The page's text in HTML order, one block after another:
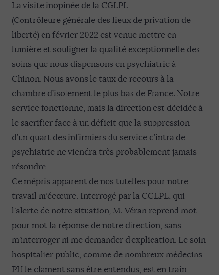
La visite inopinée de la CGLPL
(Contrôleure générale des lieux de privation de
liberté) en février 2022 est venue mettre en
lumière et souligner la qualité exceptionnelle des
soins que nous dispensons en psychiatrie à
Chinon. Nous avons le taux de recours à la
chambre d’isolement le plus bas de France. Notre
service fonctionne, mais la direction est décidée à
le sacrifier face à un déficit que la suppression
d’un quart des infirmiers du service d’intra de
psychiatrie ne viendra très probablement jamais
résoudre.
Ce mépris apparent de nos tutelles pour notre
travail m’écœure. Interrogé par la CGLPL, qui
l’alerte de notre situation, M. Véran reprend mot
pour mot la réponse de notre direction, sans
m’interroger ni me demander d’explication. Le soin
hospitalier public, comme de nombreux médecins
PH le clament sans être entendus, est en train